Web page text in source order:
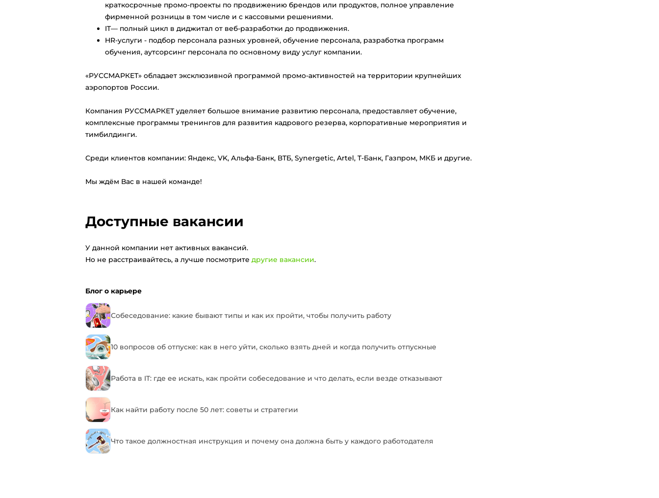
краткосрочные промо-проекты по продвижению брендов или продуктов, полное управление
фирменной розницы в том числе и с кассовыми решениями.
IT— полный цикл в диджитал от веб-разработки до продвижения.
HR-услуги - подбор персонала разных уровней, обучение персонала, разработка программ
обучения, аутсорсинг персонала по основному виду услуг компании.
«РУССМАРКЕТ» обладает эксклюзивной программой промо-активностей на территории крупнейших
аэропортов России.
Компания РУССМАРКЕТ уделяет большое внимание развитию персонала, предоставляет обучение,
комплексные программы тренингов для развития кадрового резерва, корпоративные мероприятия и
тимбилдинги.
Среди клиентов компании: Яндекс, VK, Альфа-Банк, ВТБ, Synergetic, Artel, Т-Банк, Газпром, МКБ и другие.
Мы ждём Вас в нашей команде!
Доступные вакансии
У данной компании нет активных вакансий.
Но не расстраивайтесь, а лучше посмотрите другие вакансии.
Блог о карьере
Собеседование: какие бывают типы и как их пройти, чтобы получить работу
10 вопросов об отпуске: как в него уйти, сколько взять дней и когда получить отпускные
Работа в IT: где ее искать, как пройти собеседование и что делать, если везде отказывают
Как найти работу после 50 лет: советы и стратегии
Что такое должностная инструкция и почему она должна быть у каждого работодателя